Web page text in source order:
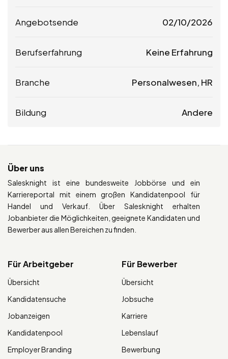
Angebotsende 02/10/2026
Berufserfahrung Keine Erfahrung
Branche Personalwesen, HR
Bildung Andere
Über uns
Salesknight ist eine bundesweite Jobbörse und ein
Karriereportal mit einem großen Kandidatenpool für
Handel und Verkauf. Über Salesknight erhalten
Jobanbieter die Möglichkeiten, geeignete Kandidaten und
Bewerber aus allen Bereichen zu finden.
Für Arbeitgeber
Übersicht
Kandidatensuche
Jobanzeigen
Kandidatenpool
Employer Branding
Für Bewerber
Übersicht
Jobsuche
Karriere
Lebenslauf
Bewerbung